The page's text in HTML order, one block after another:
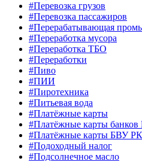
#Перевозка грузов
#Перевозка пассажиров
#Перерабатывающая
#Переработка мусора
#Переработка ТБО
#Переработки
#Пиво
#ПИИ
#Пиротехника
#Питьевая вода
#Платёжные карты
#Платёжные карты банков
#Платёжные карты БВУ РК
#Подоходный налог
#Подсолнечное масло